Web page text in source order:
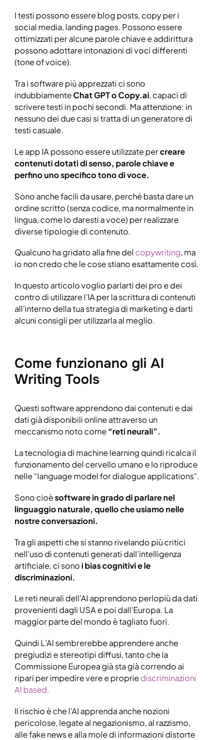
I testi possono essere blog posts, copy per i
social media, landing pages. Possono essere
ottimizzati per alcune parole chiave e addirittura
possono adottare intonazioni di voci differenti
(tone of voice).
Tra i software più apprezzati ci sono
indubbiamenteChat GPT o Copy.ai, capaci di
scrivere testi in pochi secondi. Ma attenzione: in
nessuno dei due casi si tratta di un generatore di
testi casuale.
Le app IA possono essere utilizzate percreare
contenuti dotati di senso, parole chiave e
perfino uno specifico tono di voce.
Sono anche facili da usare, perché basta dare un
ordine scritto (senza codice, ma normalmente in
lingua, come lo daresti a voce) per realizzare
diverse tipologie di contenuto.
Qualcuno ha gridato alla fine del copywriting, ma
io non credo che le cose stiano esattamente così.
In questo articolo voglio parlarti dei pro e dei
contro di utilizzare l’IA per la scrittura di contenuti
all’interno della tua strategia di marketing e darti
alcuni consigli per utilizzarla al meglio.
Come funzionano gli AI
Writing Tools
Questi software apprendono dai contenuti e dai
dati già disponibili online attraverso un
meccanismo noto come“reti neurali”.
La tecnologia di machine learning quindi ricalca il
funzionamento del cervello umano e lo riproduce
nelle “language model for dialogue applications”.
Sono cioèsoftware in grado di parlare nel
linguaggio naturale, quello che usiamo nelle
nostre conversazioni.
Tra gli aspetti che si stanno rivelando più critici
nell’uso di contenuti generati dall’intelligenza
artificiale, ci sono i bias cognitivi e le
discriminazioni.
Le reti neurali dell’AI apprendono perlopiù da dati
provenienti dagli USA e poi dall’Europa. La
maggior parte del mondo è tagliato fuori.
Quindi L’AI sembrerebbe apprendere anche
pregiudizi e stereotipi diffusi, tanto che la
Commissione Europea già sta già correndo ai
ripari per impedire vere e propriediscriminazioni
AI based.
Il rischio è che l’AI apprenda anche nozioni
pericolose, legate al negazionismo, al razzismo,
alle fake news e alla mole di informazioni distorte